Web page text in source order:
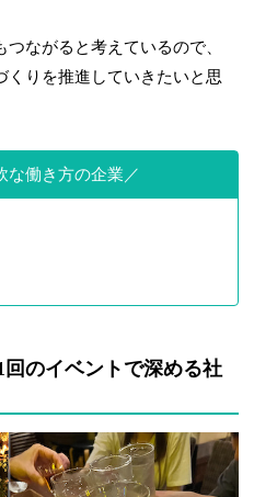
ながると考えているので、
くりを推進していきたいと思
な働き方の企業
のイベントで深める社